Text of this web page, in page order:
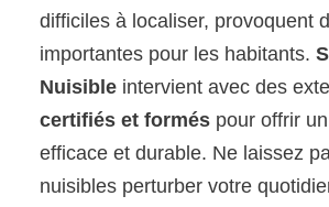
difficiles à localiser, provoquent
importantes pour les habitants.
Nuisible intervient avec des
certifiés et formés pour offrir
efficace et durable. Ne laissez
nuisibles perturber votre